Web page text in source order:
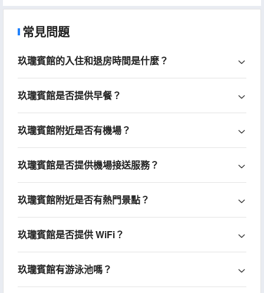
常見問題
玖瓏賓館的入住和退房時間是什麼？
玖瓏賓館是否提供早餐？
玖瓏賓館附近是否有機場？
玖瓏賓館是否提供機場接送服務？
玖瓏賓館附近是否有熱門景點？
玖瓏賓館是否提供 WiFi？
玖瓏賓館有游泳池嗎？